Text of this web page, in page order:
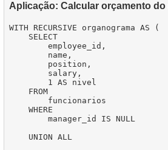
Aplicação: Calcular orçamento
WITH RECURSIVE organograma AS (
    SELECT
        employee_id,
        name,
        position,
        salary,
        1 AS nivel
    FROM
        funcionarios
    WHERE
        manager_id IS NULL
    UNION ALL